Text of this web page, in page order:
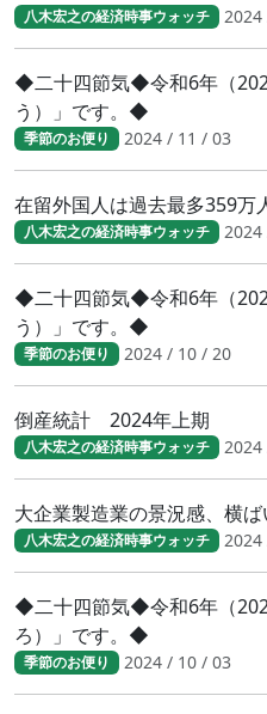
八木宏之の経済時事ウォッチ
◆二十四節気◆令和6年（
う）」です。◆
季節のお便り 2024 / 11 / 03
在留外国人は過去最多359万
八木宏之の経済時事ウォッチ
◆二十四節気◆令和6年（
う）」です。◆
季節のお便り 2024 / 10 / 20
倒産統計 2024年上期
八木宏之の経済時事ウォッチ
大企業製造業の景況感、横
八木宏之の経済時事ウォッチ
◆二十四節気◆令和6年（
ろ）」です。◆
季節のお便り 2024 / 10 / 03